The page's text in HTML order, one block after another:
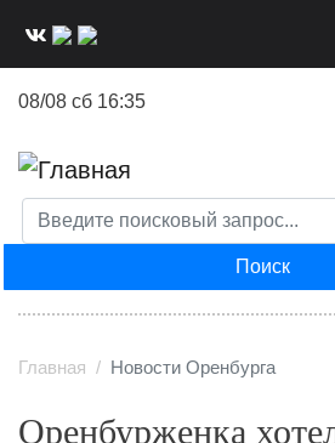
08/08 сб 16:35
Поиск
Главная Новости Оренбурга
Оренбурженка